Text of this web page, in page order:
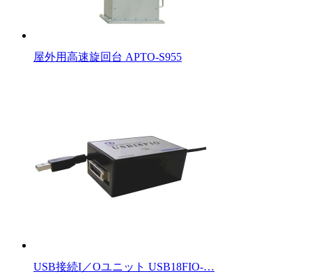
屋外用高速旋回台 APTO-S955
USB接続I／Oユニット USB18FIO-…